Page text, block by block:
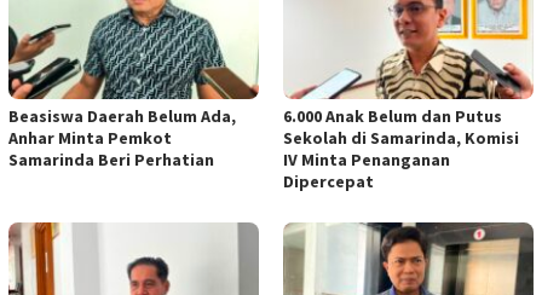
Beasiswa Daerah Belum Ada,
Anhar Minta Pemkot
Samarinda Beri Perhatian
6.000 Anak Belum dan Putus
Sekolah di Samarinda, Komisi
IV Minta Penanganan
Dipercepat